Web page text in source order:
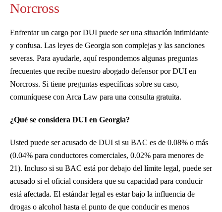
Norcross
Enfrentar un cargo por DUI puede ser una situación intimidante
y confusa. Las leyes de Georgia son complejas y las sanciones
severas. Para ayudarle, aquí respondemos algunas preguntas
frecuentes que recibe nuestro abogado defensor por DUI en
Norcross. Si tiene preguntas específicas sobre su caso,
comuníquese con Arca Law para una consulta gratuita.
¿Qué se considera DUI en Georgia?
Usted puede ser acusado de DUI si su BAC es de 0.08% o más
(0.04% para conductores comerciales, 0.02% para menores de
21). Incluso si su BAC está por debajo del límite legal, puede ser
acusado si el oficial considera que su capacidad para conducir
está afectada. El estándar legal es estar bajo la influencia de
drogas o alcohol hasta el punto de que conducir es menos